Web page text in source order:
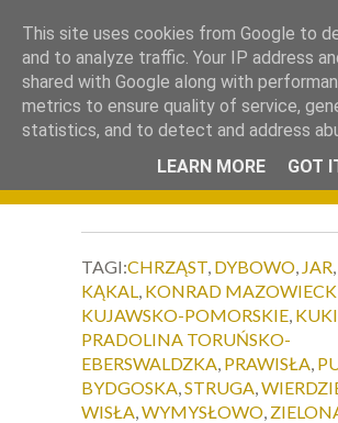
Okiem
TAGI:CHRZĄST, DYBOWO, JAR,
KĄKAL, KONRAD
KUJAWSKO-POMORSKIE,
PRADOLINA TORUŃSKO-
EBERSWALDZKA, PRAWISŁA,
BYDGOSKA,STRUGA,
WISŁA,WYMYSŁOWO,
This site uses cookies from Google to
and to analyze traffic. Your IP address
shared with Google along with
metrics to ensure quality of service,
statistics, and to detect and address
LEARN MORE
GOT